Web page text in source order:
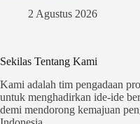
2 Agustus 2026
Sekilas Tentang Kami
Kami adalah tim pengadaan
untuk menghadirkan ide-ide
demi mendorong kemajuan